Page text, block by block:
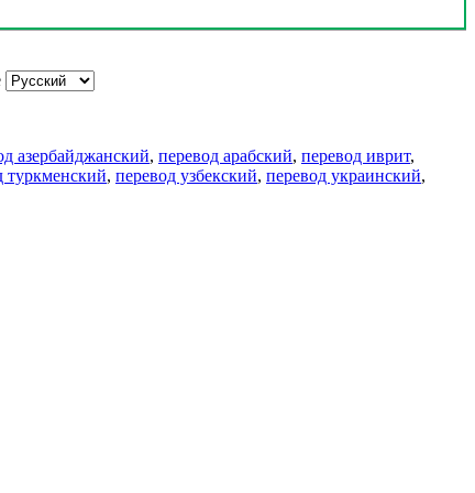
азербайджанский, перевод арабский, перевод иврит,
туркменский, перевод узбекский, перевод украинский,